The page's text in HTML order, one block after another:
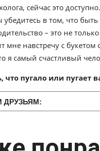
сейчас это
убедитесь в том, что
– это не
мне навстречу с
я самый счастливый
пугало или пугает
ДРУЗЬЯМ: